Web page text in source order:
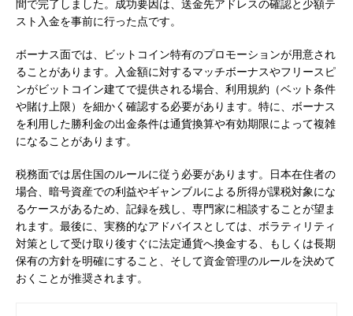
間で完了しました。成功要因は、送金先アドレスの確認と少額テ
スト入金を事前に行った点です。
ボーナス面では、ビットコイン特有のプロモーションが用意され
ることがあります。入金額に対するマッチボーナスやフリースピ
ンがビットコイン建てで提供される場合、利用規約（ベット条件
や賭け上限）を細かく確認する必要があります。特に、ボーナス
を利用した勝利金の出金条件は通貨換算や有効期限によって複雑
になることがあります。
税務面では居住国のルールに従う必要があります。日本在住者の
場合、暗号資産での利益やギャンブルによる所得が課税対象にな
るケースがあるため、記録を残し、専門家に相談することが望ま
れます。最後に、実務的なアドバイスとしては、ボラティリティ
対策として受け取り後すぐに法定通貨へ換金する、もしくは長期
保有の方針を明確にすること、そして資金管理のルールを決めて
おくことが推奨されます。